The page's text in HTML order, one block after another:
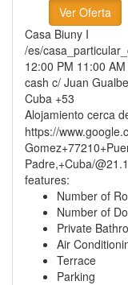
Ver Oferta
Casa Biuny I
/es/
12:00 PM 11:00 AM
cash c/ Juan
Cuba +53
Alojamiento cerca
https://
Padre,+Cuba/
features:
Number of
Number of
Private
Air
Terrace
Parking